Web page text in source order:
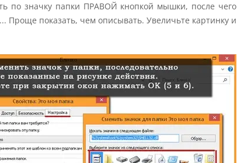
по значку папки ПРАВОЙ кнопкой мышки, после чего
Проще показать, чем описывать. Увеличьте картинку и